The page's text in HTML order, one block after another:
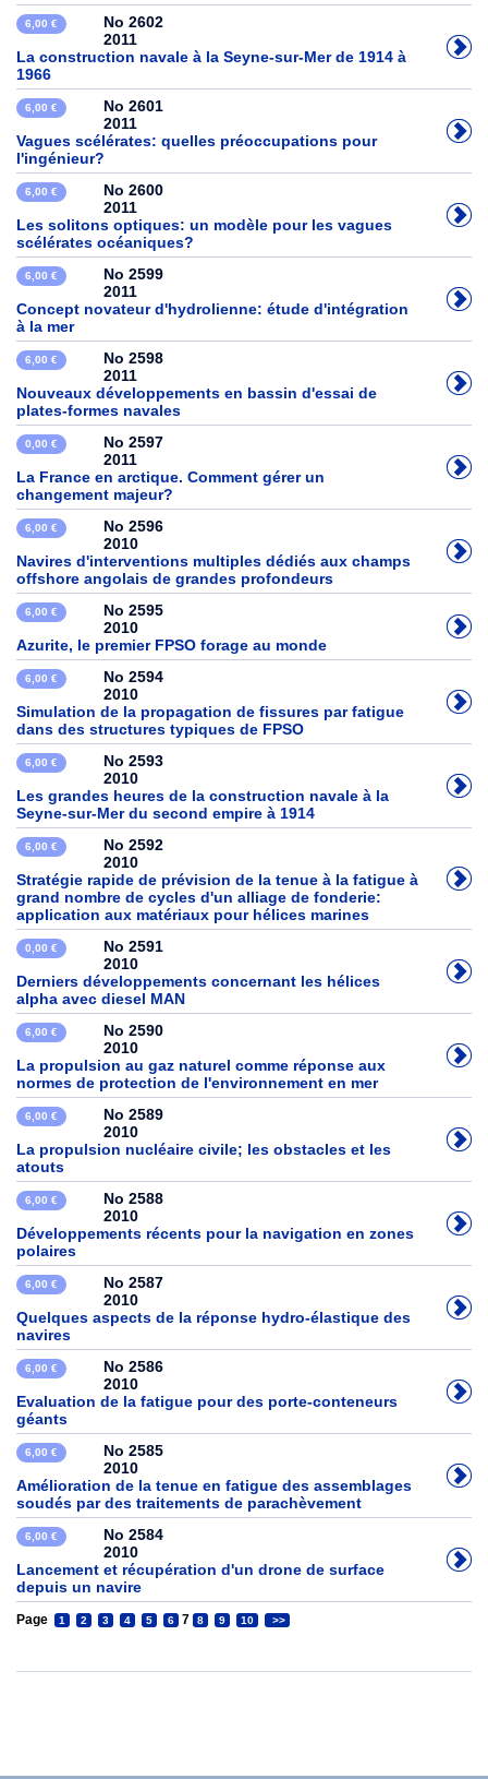
6,00 €
No 2602
2011
La construction navale à la Seyne-sur-Mer de 1914 à
1966
6,00 €
No 2601
2011
Vagues scélérates: quelles préoccupations pour
l'ingénieur?
6,00 €
No 2600
2011
Les solitons optiques: un modèle pour les vagues
scélérates océaniques?
6,00 €
No 2599
2011
Concept novateur d'hydrolienne: étude d'intégration
à la mer
6,00 €
No 2598
2011
Nouveaux développements en bassin d'essai de
plates-formes navales
0,00 €
No 2597
2011
La France en arctique. Comment gérer un
changement majeur?
6,00 €
No 2596
2010
Navires d'interventions multiples dédiés aux champs
offshore angolais de grandes profondeurs
6,00 €
No 2595
2010
Azurite, le premier FPSO forage au monde
6,00 €
No 2594
2010
Simulation de la propagation de fissures par fatigue
dans des structures typiques de FPSO
6,00 €
No 2593
2010
Les grandes heures de la construction navale à la
Seyne-sur-Mer du second empire à 1914
6,00 €
No 2592
2010
Stratégie rapide de prévision de la tenue à la fatigue à
grand nombre de cycles d'un alliage de fonderie:
application aux matériaux pour hélices marines
0,00 €
No 2591
2010
Derniers développements concernant les hélices
alpha avec diesel MAN
6,00 €
No 2590
2010
La propulsion au gaz naturel comme réponse aux
normes de protection de l'environnement en mer
6,00 €
No 2589
2010
La propulsion nucléaire civile; les obstacles et les
atouts
6,00 €
No 2588
2010
Développements récents pour la navigation en zones
polaires
6,00 €
No 2587
2010
Quelques aspects de la réponse hydro-élastique des
navires
6,00 €
No 2586
2010
Evaluation de la fatigue pour des porte-conteneurs
géants
6,00 €
No 2585
2010
Amélioration de la tenue en fatigue des assemblages
soudés par des traitements de parachèvement
6,00 €
No 2584
2010
Lancement et récupération d'un drone de surface
depuis un navire
Page 1 2 3 4 5 6 7 8 9 10 >>